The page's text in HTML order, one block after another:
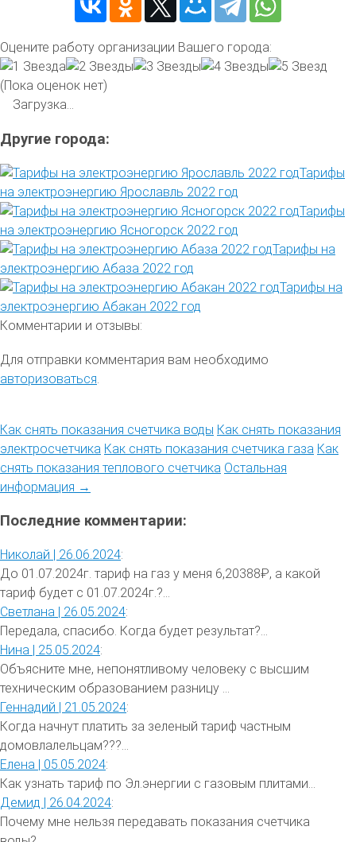
Оцените работу организации Вашего города:
(Пока оценок нет)
Загрузка...
Другие города:
Тарифы
на электроэнергию Ярославль 2022 год
Тарифы
на электроэнергию Ясногорск 2022 год
Тарифы на
электроэнергию Абаза 2022 год
Тарифы на
электроэнергию Абакан 2022 год
Комментарии и отзывы:
Для отправки комментария вам необходимо
авторизоваться
Как снять показания счетчика воды Как снять показания
электросчетчика Как снять показания счетчика газа Как
снять показания теплового счетчика Остальная
информация →
Последние комментарии:
Николай | 26.06.2024:
До 01.07.2024г. тариф на газ у меня 6,20388₽, а какой
тариф будет с 01.07.2024г.?...
Светлана | 26.05.2024:
Передала, спасибо. Когда будет результат?...
Нина | 25.05.2024:
Объясните мне, непонятливому человеку с высшим
техническим образованием разницу ...
Геннадий | 21.05.2024:
Когда начнут платить за зеленый тариф частным
домовлалельцам???...
Елена | 05.05.2024:
Как узнать тариф по Эл.энергии с газовым плитами...
Демид | 26.04.2024:
Почему мне нельзя передавать показания счетчика